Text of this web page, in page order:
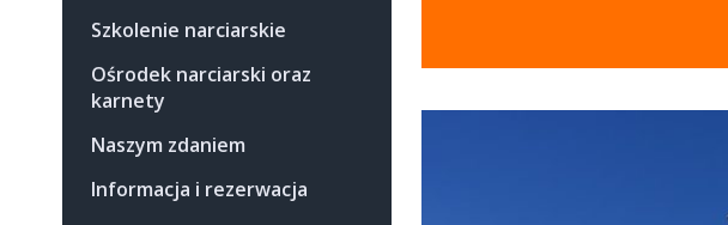
Szkolenie narciarskie
Ośrodek narciarski oraz
karnety
Naszym zdaniem
Informacja i rezerwacja